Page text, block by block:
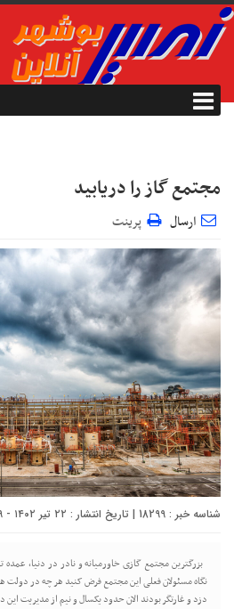
مجتمع گاز را دریابید
ارسال پرینت
شناسه خبر : 18299 | تاریخ انتشار : ۲۲ تیر ۱۴۰۲ - ۱۸:۱۹ | تعداد دیدگاه :
بزرگترین مجتمع گازی خاورمیانه و نادر در دنیا، عمده
نگاه مسئولان فعلی این مجتمع فرض کنید هر چه در
دزد و غارتگر بودند الان حدود یکسال و نیم از مدیریت